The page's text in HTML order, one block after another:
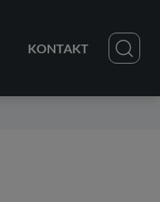
KONTAKT